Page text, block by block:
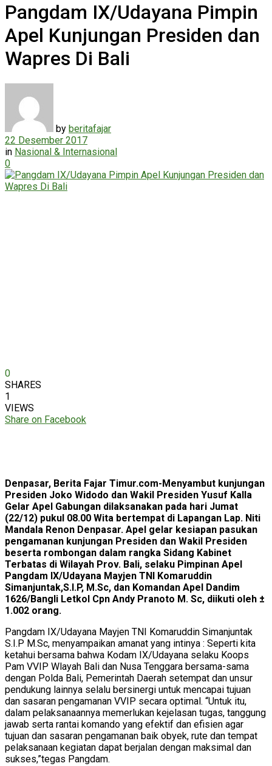
Pangdam IX/Udayana Pimpin
Apel Kunjungan Presiden dan
Wapres Di Bali
by beritafajar
22 Desember 2017
in Nasional & Internasional
0
0
SHARES
1
VIEWS
Share on Facebook
Denpasar, Berita Fajar Timur.com-Menyambut kunjungan
Presiden Joko Widodo dan Wakil Presiden Yusuf Kalla
Gelar Apel Gabungan dilaksanakan pada hari Jumat
(22/12) pukul 08.00 Wita bertempat di Lapangan Lap. Niti
Mandala Renon Denpasar. Apel gelar kesiapan pasukan
pengamanan kunjungan Presiden dan Wakil Presiden
beserta rombongan dalam rangka Sidang Kabinet
Terbatas di Wilayah Prov. Bali, selaku Pimpinan Apel
Pangdam IX/Udayana Mayjen TNI Komaruddin
Simanjuntak,S.I.P, M.Sc, dan Komandan Apel Dandim
1626/Bangli Letkol Cpn Andy Pranoto M. Sc, diikuti oleh ±
1.002 orang.
Pangdam IX/Udayana Mayjen TNI Komaruddin Simanjuntak
S.I.P M.Sc, menyampaikan amanat yang intinya : Seperti kita
ketahui bersama bahwa Kodam IX/Udayana selaku Koops
Pam VVIP Wlayah Bali dan Nusa Tenggara bersama-sama
dengan Polda Bali, Pemerintah Daerah setempat dan unsur
pendukung lainnya selalu bersinergi untuk mencapai tujuan
dan sasaran pengamanan VVIP secara optimal. “Untuk itu,
dalam pelaksanaannya memerlukan kejelasan tugas, tanggung
jawab serta rantai komando yang efektif dan efisien agar
tujuan dan sasaran pengamanan baik obyek, rute dan tempat
pelaksanaan kegiatan dapat berjalan dengan maksimal dan
sukses,”tegas Pangdam.